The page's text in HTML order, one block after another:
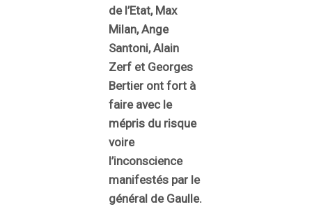
de l’Etat, Max
Milan, Ange
Santoni, Alain
Zerf et Georges
Bertier ont fort à
faire avec le
mépris du risque
voire
l’inconscience
manifestés par le
général de Gaulle.